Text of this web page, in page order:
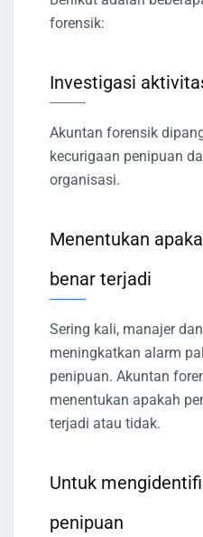
forensik:
Investigasi
Akuntan forensik
kecurigaan penipuan
organisasi.
Menentukan
benar terjadi
Sering kali, manajer
meningkatkan alarm
penipuan. Akuntan
menentukan apakah
terjadi atau tidak.
Untuk
penipuan